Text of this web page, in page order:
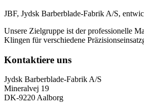
JBF, Jydsk Barberblade-Fabrik A/S,
Unsere Zielgruppe ist der professionelle
Klingen für verschiedene
Kontaktiere uns
Jydsk Barberblade-Fabrik A/S
Mineralvej 19
DK-9220 Aalborg